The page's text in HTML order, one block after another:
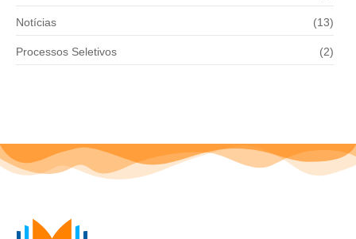
Notícias (13)
Processos Seletivos (2)